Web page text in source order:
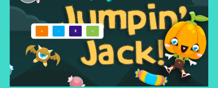
para
matemáticas